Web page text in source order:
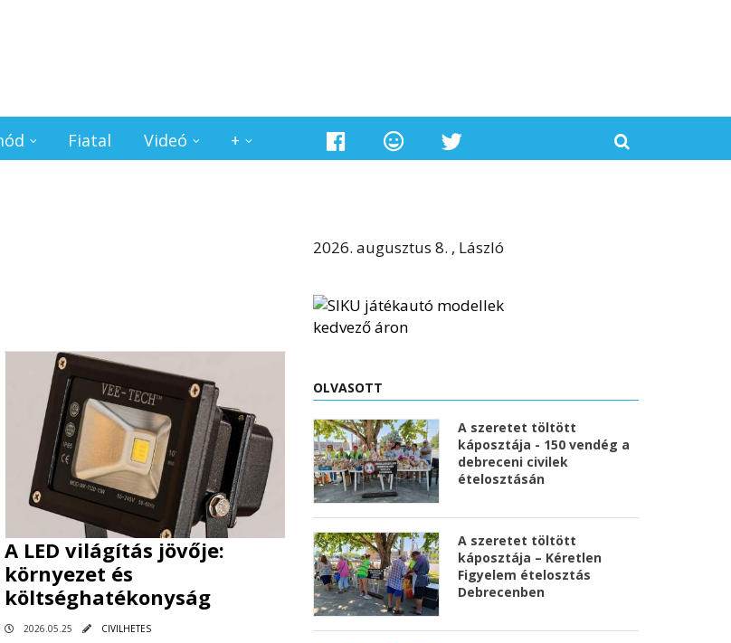
Fiatal Videó +
A LED világítás jövője:
környezet és
költséghatékonyság
2026.05.25 CIVILHETES
2026. augusztus 8. , László
OLVASOTT
A szeretet töltött
káposztája - 150 vendég a
debreceni civilek
ételosztásán
A szeretet töltött
káposztája – Kéretlen
Figyelem ételosztás
Debrecenben